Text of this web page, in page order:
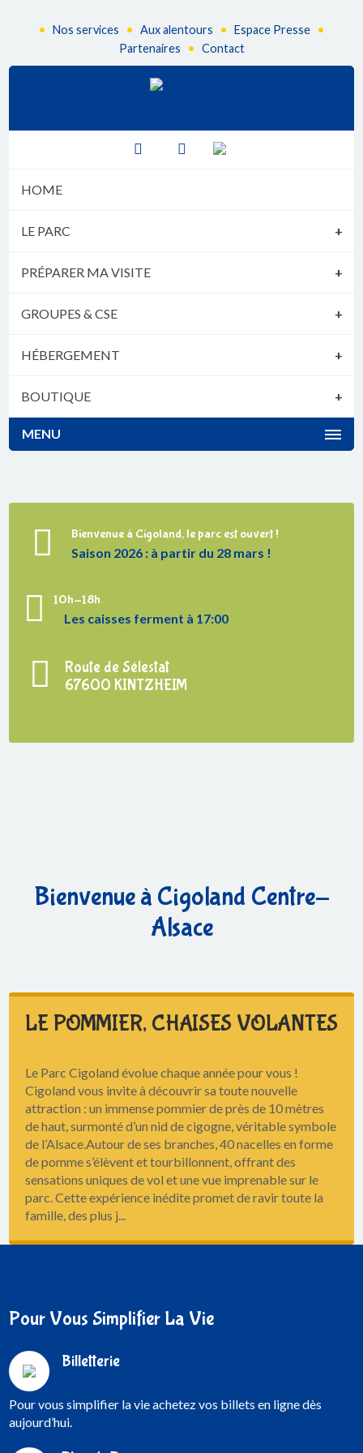
• Nos services • Aux alentours • Espace Presse •
Partenaires • Contact
HOME
LE PARC +
PRÉPARER MA VISITE +
GROUPES & CSE +
HÉBERGEMENT +
BOUTIQUE +
MENU
Bienvenue à Cigoland, le parc est ouvert !
Saison 2026 : à partir du 28 mars !
10h-18h
Les caisses ferment à 17:00
Route de Sélestat
67600 KINTZHEIM
Bienvenue à Cigoland Centre-
Alsace
LE POMMIER, CHAISES VOLANTES
Le Parc Cigoland évolue chaque année pour vous !
Cigoland vous invite à découvrir sa toute nouvelle
attraction : un immense pommier de près de 10 mètres
de haut, surmonté d’un nid de cigogne, véritable symbole
de l’Alsace.Autour de ses branches, 40 nacelles en forme
de pomme s’élèvent et tourbillonnent, offrant des
sensations uniques de vol et une vue imprenable sur le
parc. Cette expérience inédite promet de ravir toute la
famille, des plus j...
Pour Vous Simplifier La Vie
Billetterie
Pour vous simplifier la vie achetez vos billets en ligne dès
aujourd’hui.